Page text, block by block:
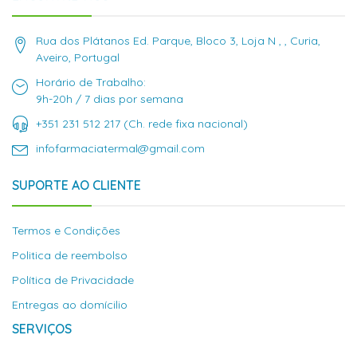
Rua dos Plátanos Ed. Parque, Bloco 3, Loja N , , Curia,
Aveiro, Portugal
Horário de Trabalho:
9h-20h / 7 dias por semana
+351 231 512 217 (Ch. rede fixa nacional)
infofarmaciatermal@gmail.com
SUPORTE AO CLIENTE
Termos e Condições
Politica de reembolso
Política de Privacidade
Entregas ao domícilio
SERVIÇOS